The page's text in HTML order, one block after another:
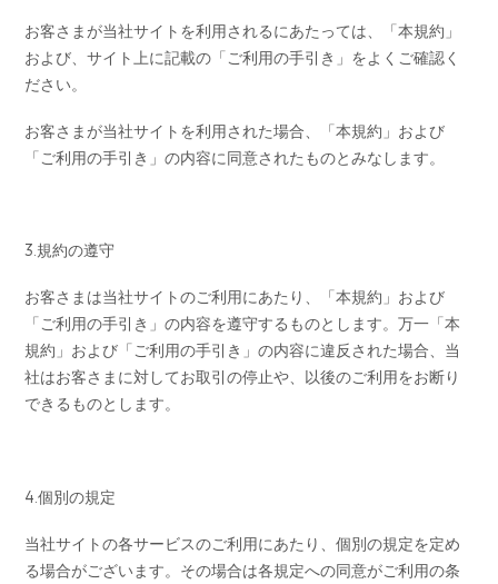
お客さまが当社サイトを利用されるにあたっては、「本規約」
および、サイト上に記載の「ご利用の手引き」をよくご確認く
ださい。
お客さまが当社サイトを利用された場合、「本規約」および
「ご利用の手引き」の内容に同意されたものとみなします。
3.規約の遵守
お客さまは当社サイトのご利用にあたり、「本規約」および
「ご利用の手引き」の内容を遵守するものとします。万一「本
規約」および「ご利用の手引き」の内容に違反された場合、当
社はお客さまに対してお取引の停止や、以後のご利用をお断り
できるものとします。
4.個別の規定
当社サイトの各サービスのご利用にあたり、個別の規定を定め
る場合がございます。その場合は各規定への同意がご利用の条